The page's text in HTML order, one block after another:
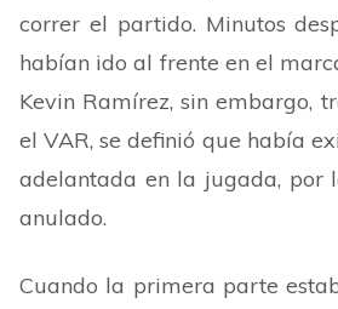
correr el partido. Minutos
habían ido al frente en el
Kevin Ramírez, sin embargo,
el VAR, se definió que había
adelantada en la jugada, por
anulado.
Cuando la primera parte